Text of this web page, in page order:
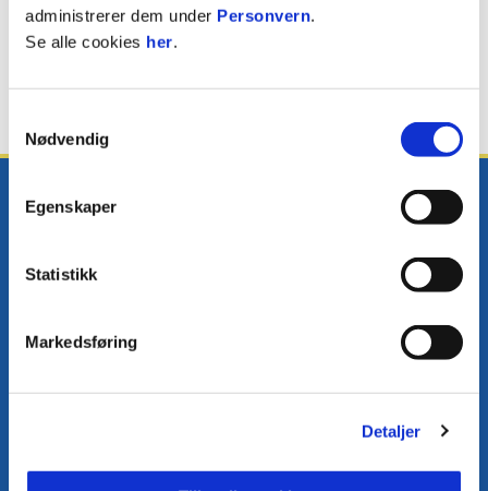
administrerer dem under Personvern.
Se alle cookies her.
Nødvendig
Egenskaper
Statistikk
Markedsføring
Detaljer
Eirik Skiftenes
FORSVARSSPILLER
Facebook Instagram Twitter